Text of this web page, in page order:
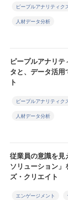
ピープルアナリティク
人材データ分析
ピープルアナリ
タと、データ活
ト
ピープルアナリティク
人材データ分析
従業員の意識を見
ソリューション
ズ・クリエイト
エンゲージメント